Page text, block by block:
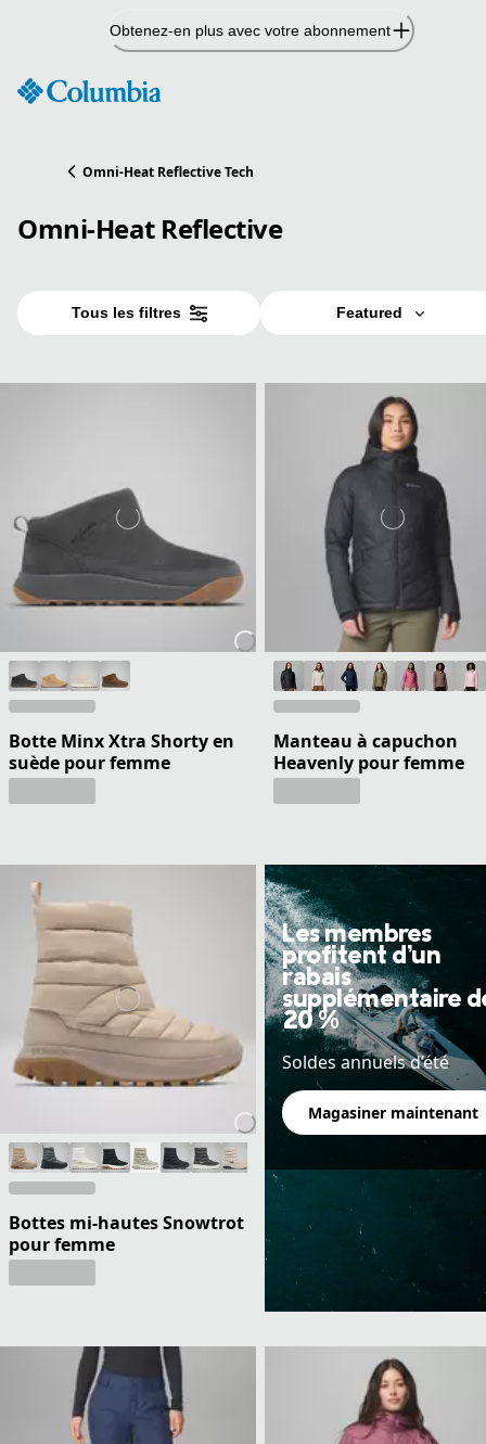
Obtenez-en plus avec votre abonnement
Omni-Heat Reflective Tech
Omni-Heat Reflective
Tous les filtres Featured
Botte Minx Xtra Shorty en
suède pour femme
Manteau à capuchon
Heavenly pour femme
Bottes mi-hautes Snowtrot
pour femme
Les membres
profitent d’un
rabais
supplémentaire
20 %
Soldes annuels d’été
Magasiner maintenant